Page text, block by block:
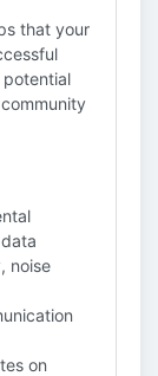
that your
potential
noise
on